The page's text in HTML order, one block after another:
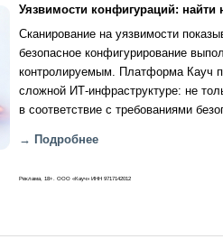
Уязвимости конфигураций: найти
Сканирование на уязвимости
безопасное конфигурирование
контролируемым. Платформа Кауч
сложной ИТ-инфраструктуре: не
в соответствие с требованиями
→ Подробнее
Реклама, 18+. ООО «Кауч» ИНН 9717142012